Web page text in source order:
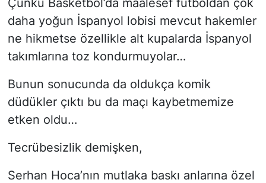
daha yoğun İspanyol lobisi mevcut hakemler
ne hikmetse özellikle alt kupalarda İspanyol
takımlarına toz kondurmuyolar…
Bunun sonucunda da oldukça komik
düdükler çıktı bu da maçı kaybetmemize
etken oldu…
Tecrübesizlik demişken,
Serhan Hoca’nın mutlaka baskı anlarına özel